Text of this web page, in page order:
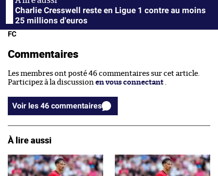
Charlie Cresswell reste en Ligue 1 contre au moins
25 millions d'euros
FC
Commentaires
Les membres ont posté 46 commentaires sur cet article.
Participez à la discussion en vous connectant
Voir les 46 commentaires
À lire aussi